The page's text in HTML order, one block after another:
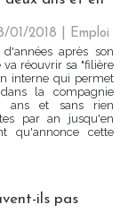
01/2018
Emploi
après son
réouvrir sa "filière
interne qui permet
la compagnie
ans et sans rien
par an jusqu'en
qu'annonce cette
ils pas